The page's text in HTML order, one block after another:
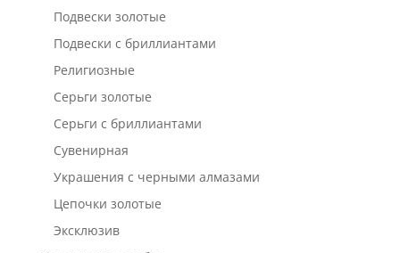
Подвески золотые
Подвески с бриллиантами
Религиозные
Серьги золотые
Серьги с бриллиантами
Сувенирная
Украшения с черными алмазами
Цепочки золотые
Эксклюзив